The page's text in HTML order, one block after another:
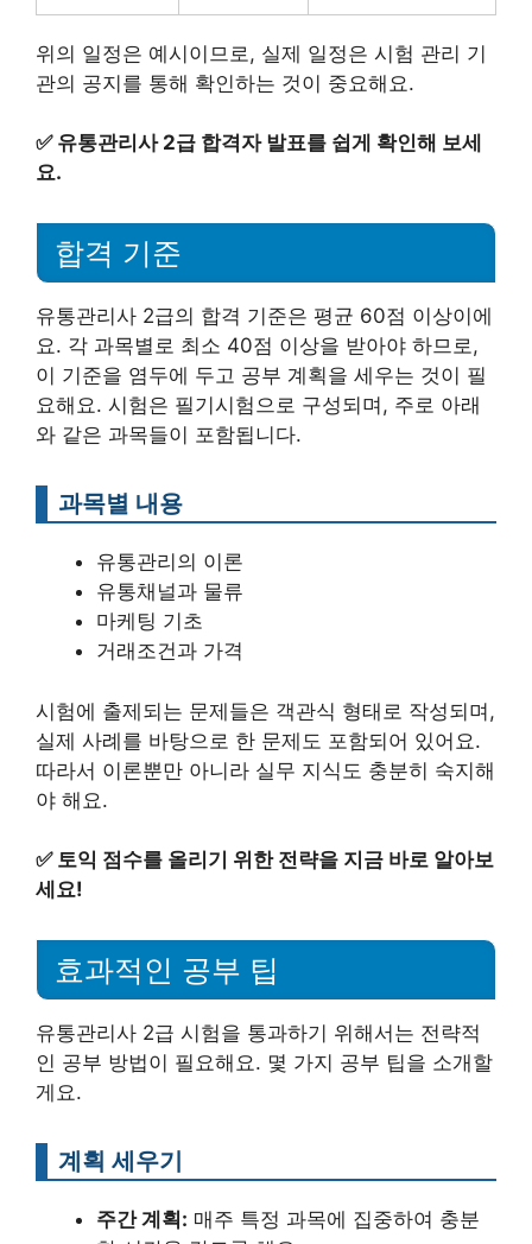
위의 일정은 예시이므로, 실제 일정은 시험 관리 기
관의 공지를 통해 확인하는 것이 중요해요.
✅ 유통관리사 2급 합격자 발표를 쉽게 확인해 보세
요.
합격 기준
유통관리사 2급의 합격 기준은 평균 60점 이상이에
요. 각 과목별로 최소 40점 이상을 받아야 하므로,
이 기준을 염두에 두고 공부 계획을 세우는 것이 필
요해요. 시험은 필기시험으로 구성되며, 주로 아래
와 같은 과목들이 포함됩니다.
과목별 내용
유통관리의 이론
유통채널과 물류
마케팅 기초
거래조건과 가격
시험에 출제되는 문제들은 객관식 형태로 작성되며,
실제 사례를 바탕으로 한 문제도 포함되어 있어요.
따라서 이론뿐만 아니라 실무 지식도 충분히 숙지해
야 해요.
✅ 토익 점수를 올리기 위한 전략을 지금 바로 알아보
세요!
효과적인 공부 팁
유통관리사 2급 시험을 통과하기 위해서는 전략적
인 공부 방법이 필요해요. 몇 가지 공부 팁을 소개할
게요.
계획 세우기
주간 계획: 매주 특정 과목에 집중하여 충분